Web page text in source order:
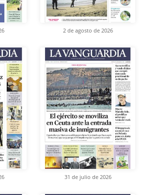
2 de agosto de 2026
31 de julio de 2026